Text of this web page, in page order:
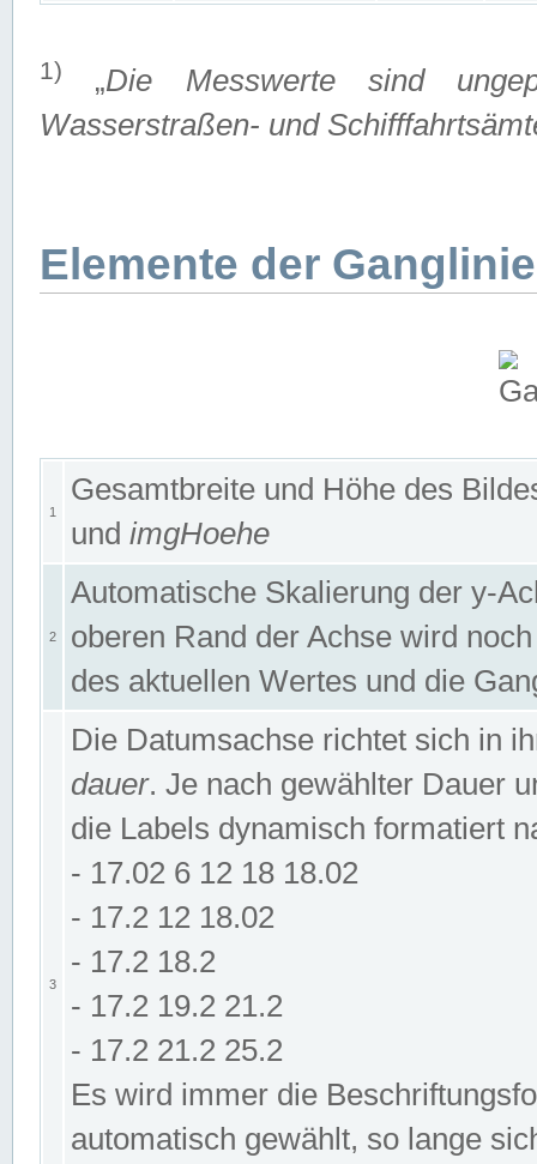
1) „Die Messwerte sind
Wasserstraßen- und
Elemente der
1
Gesamtbreite und Höhe des
und imgHoehe
2
Automatische Skalierung der y-
oberen Rand der Achse wird
des aktuellen Wertes und die
3
Die Datumsachse richtet sich in
dauer. Je nach gewählter Dauer
die Labels dynamisch formatiert
- 17.02 6 12 18 18.02
- 17.2 12 18.02
- 17.2 18.2
- 17.2 19.2 21.2
- 17.2 21.2 25.2
Es wird immer die
automatisch gewählt, so lange